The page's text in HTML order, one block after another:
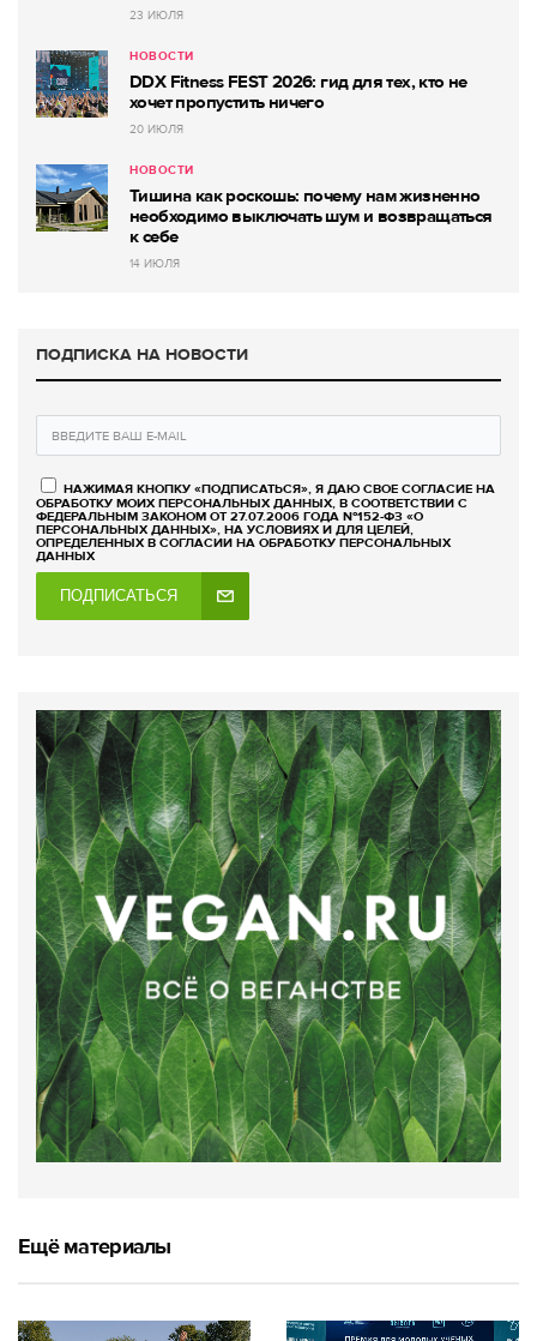
23 ИЮЛЯ
НОВОСТИ
DDX Fitness FEST 2026: гид для тех, кто не
хочет пропустить ничего
20 ИЮЛЯ
НОВОСТИ
Тишина как роскошь: почему нам жизненно
необходимо выключать шум и возвращаться
к себе
14 ИЮЛЯ
ПОДПИСКА НА НОВОСТИ
НАЖИМАЯ КНОПКУ «ПОДПИСАТЬСЯ», Я ДАЮ СВОЕ СОГЛАСИЕ НА
ОБРАБОТКУ МОИХ ПЕРСОНАЛЬНЫХ ДАННЫХ, В СООТВЕТСТВИИ С
ФЕДЕРАЛЬНЫМ ЗАКОНОМ ОТ 27.07.2006 ГОДА №152-ФЗ «О
ПЕРСОНАЛЬНЫХ ДАННЫХ», НА УСЛОВИЯХ И ДЛЯ ЦЕЛЕЙ,
ОПРЕДЕЛЕННЫХ В СОГЛАСИИ НА ОБРАБОТКУ ПЕРСОНАЛЬНЫХ
ДАННЫХ
ПОДПИСАТЬСЯ
Ещё материалы